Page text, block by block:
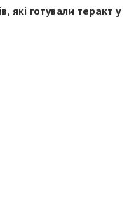
які готували теракт у